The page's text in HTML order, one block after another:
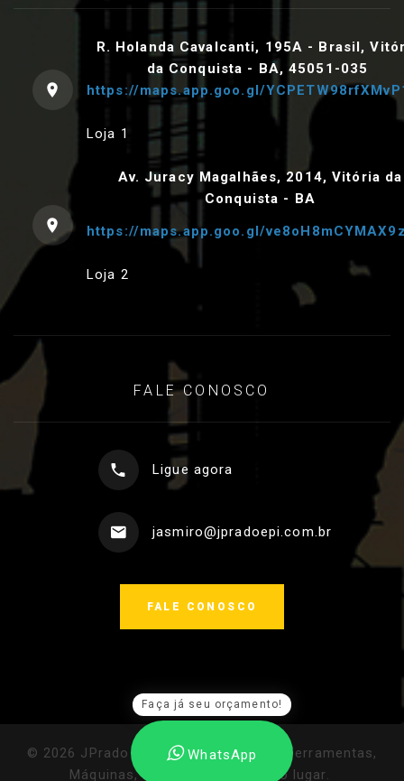
Faça já seu orçamento!
WhatsApp
R. Holanda Cavalcanti, 195A - Brasil,
da Conquista - BA, 45051-035
https://maps.app.goo.gl/
Loja 1
Av. Juracy Magalhães, 2014, Vitória da
Conquista - BA
https://maps.app.goo.gl/
Loja 2
FALE CONOSCO
Ligue agora
jasmiro@jpradoepi.com.br
FALE CONOSCO
© 2026 JPrado Ferramentas e EPI's - Ferramentas,
Máquinas, EPIs: Tudo em um só lugar.